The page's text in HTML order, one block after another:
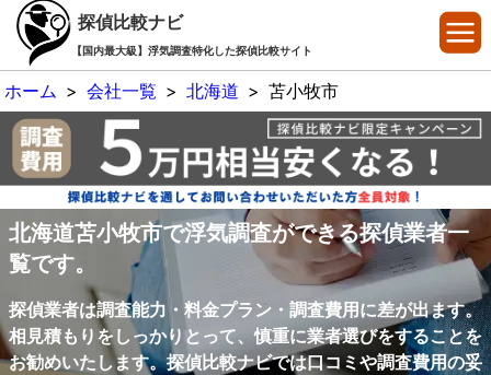
探偵比較ナビ
【国内最大級】浮気調査特化した探偵比較サイト
ホーム > 会社一覧 > 北海道 > 苫小牧市
北海道苫小牧市で浮気調査ができる探偵業者一
覧です。
探偵業者は調査能力・料金プラン・調査費用に差が出ます。
相見積もりをしっかりとって、慎重に業者選びをすることを
お勧めいたします。探偵比較ナビでは口コミや調査費用の妥